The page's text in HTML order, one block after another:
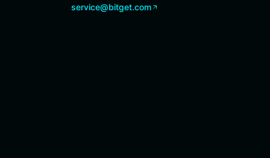
service@bitget.com